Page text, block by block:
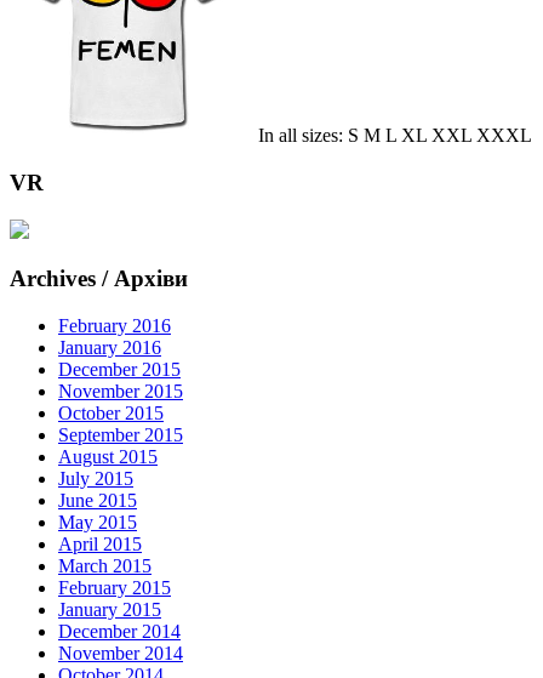
In all sizes: S M L XL XXL XXXL
VR
Archives / Архіви
February 2016
January 2016
December 2015
November 2015
October 2015
September 2015
August 2015
July 2015
June 2015
May 2015
April 2015
March 2015
February 2015
January 2015
December 2014
November 2014